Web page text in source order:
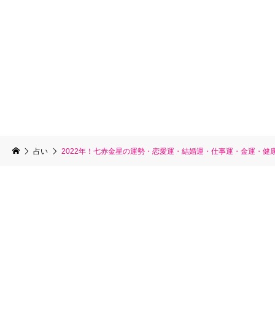
占い 2022年！七赤金星の運勢・恋愛運・結婚運・仕事運・金運・健